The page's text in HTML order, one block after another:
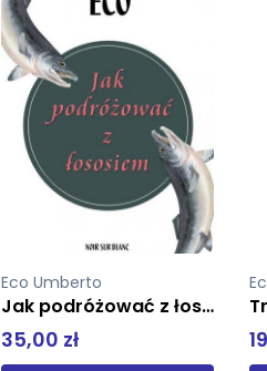
Eco Umberto
Trzy opowieści
19,01 zł